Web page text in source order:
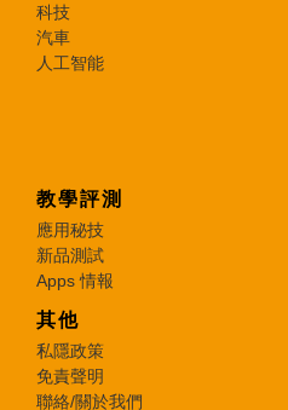
科技
汽車
人工智能
教學評測
應用秘技
新品測試
Apps 情報
其他
私隱政策
免責聲明
聯絡/關於我們